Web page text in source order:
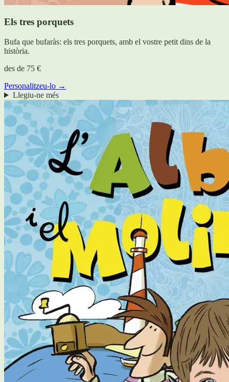
Els tres porquets
Bufa que bufaràs: els tres porquets, amb el vostre petit dins de la
història.
des de 75 €
Personalitzeu-lo →
Llegiu-ne més